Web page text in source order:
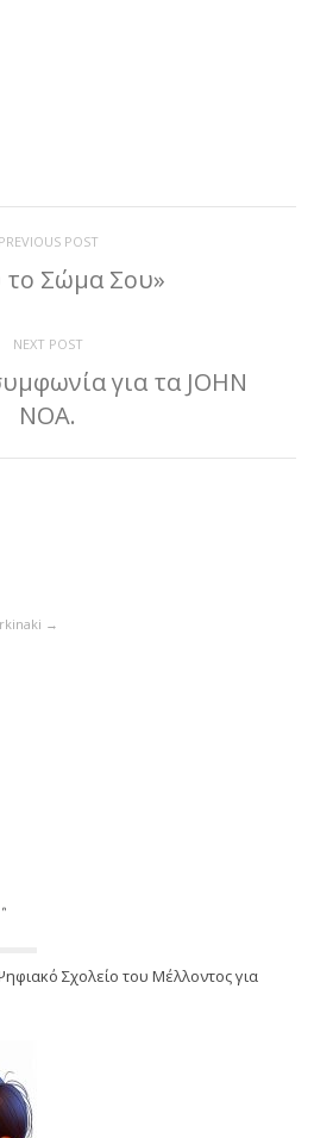
PREVIOUS POST
το Σώμα Σου»
NEXT POST
για τα JOHN
NOA.
→
Σχολείο του Μέλλοντος για